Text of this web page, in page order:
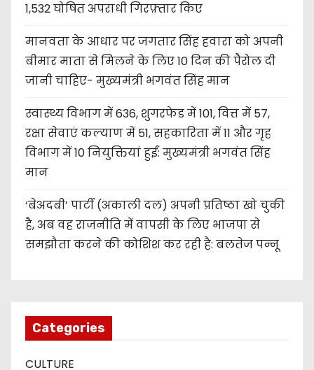
1,532 घोषित अपराधी गिरफ़्तार किए
मानवता के आधार पर जगतार सिंह हवारा को अपनी
बीमार माता से मिलने के लिए 10 दिन की पैरोल दी
जानी चाहिए- मुख्यमंत्री भगवंत सिंह मान
स्वास्थ्य विभाग में 636, शुगरफेड में 101, वित्त में 57,
रक्षा सेवाएं कल्याण में 51, सहकारिता में 11 और गृह
विभाग में 10 नियुक्तियां हुईं: मुख्यमंत्री भगवंत सिंह
मान
‘बेअदबी’ पार्टी (अकाली दल) अपनी प्रतिष्ठा खो चुकी
है, अब वह राजनीति में वापसी के लिए भाजपा से
समझौता करने की कोशिश कर रही है: बलतेज पन्नू
Categories
CULTURE